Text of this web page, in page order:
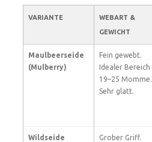
VARIANTE
WEBART &
GEWICHT
Maulbeerseide
(Mulberry)
Fein gewebt.
Idealer Bereich
19–25 Momme.
Sehr glatt.
Wildseide
Grober Griff.